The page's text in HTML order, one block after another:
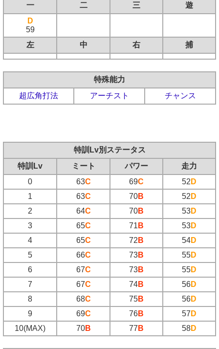
一
二 三
遊
D
59
左
中 右 捕
特殊能力
超広角打法
アーチスト チャンス
特訓Lv別ステータス
特訓Lv
ミート パワー
走力
0
63C 69C 52 D
1
63C 70B 52 D
2
64C 70B 53D
3
65C 71 B 53D
4
65C 72 B 54D
5
66C 73B 55D
6
67C 73B 55D
7
67C 74B 56D
8
68C 75B 56D
9
69C 76B 57 D
10(MAX)
70B 77 B 58D